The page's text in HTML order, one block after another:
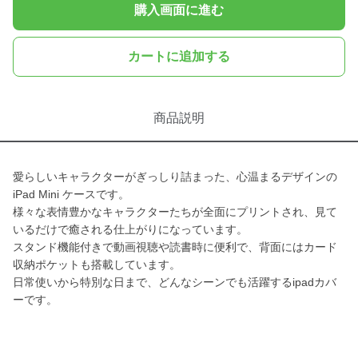
購入画面に進む
カートに追加する
商品説明
愛らしいキャラクターがぎっしり詰まった、心温まるデザインの
iPad Mini ケースです。
様々な表情豊かなキャラクターたちが全面にプリントされ、見て
いるだけで癒される仕上がりになっています。
スタンド機能付きで動画視聴や読書時に便利で、背面にはカード
収納ポケットも搭載しています。
日常使いから特別な日まで、どんなシーンでも活躍するipadカバ
ーです。